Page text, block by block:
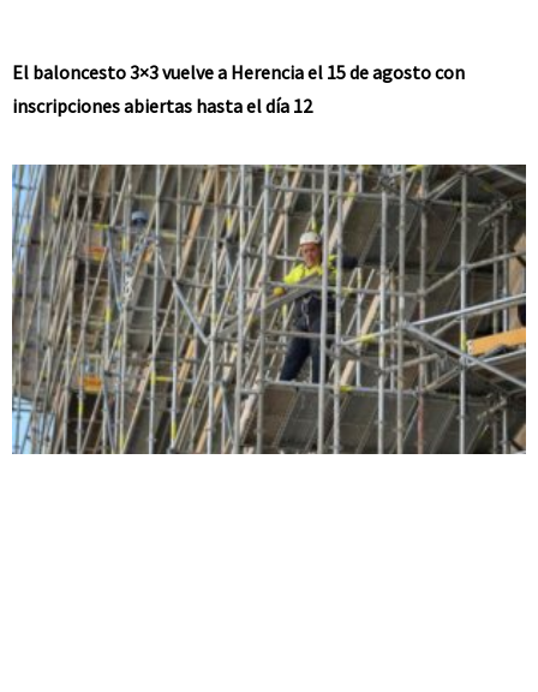
El baloncesto 3×3 vuelve a Herencia el 15 de agosto con
inscripciones abiertas hasta el día 12